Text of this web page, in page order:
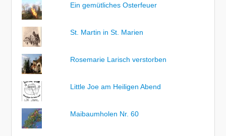
Ein gemütliches Osterfeuer
St. Martin in St. Marien
Rosemarie Larisch verstorben
Little Joe am Heiligen Abend
Maibaumholen Nr. 60